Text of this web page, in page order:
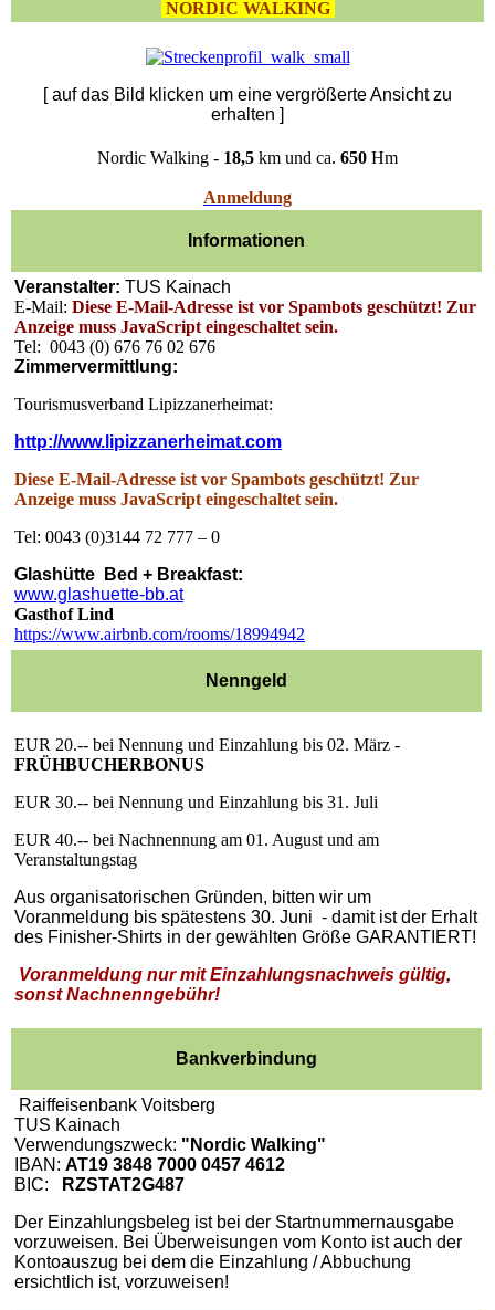
NORDIC WALKING
[ auf das Bild klicken um eine vergrößerte Ansicht zu
erhalten ]
Nordic Walking - 18,5 km und ca. 650 Hm
Anmeldung
Informationen
Veranstalter: TUS Kainach
E-Mail: Diese E-Mail-Adresse ist vor Spambots geschützt! Zur
Anzeige muss JavaScript eingeschaltet sein.
Tel: 0043 (0) 676 76 02 676
Zimmervermittlung:
Tourismusverband Lipizzanerheimat:
http://www.lipizzanerheimat.com
Diese E-Mail-Adresse ist vor Spambots geschützt! Zur
Anzeige muss JavaScript eingeschaltet sein.
Tel: 0043 (0)3144 72 777 – 0
Glashütte Bed + Breakfast:
www.glashuette-bb.at
Gasthof Lind
https://www.airbnb.com/rooms/18994942
Nenngeld
EUR 20.-- bei Nennung und Einzahlung bis 02. März -
FRÜHBUCHERBONUS
EUR 30.-- bei Nennung und Einzahlung bis 31. Juli
EUR 40.-- bei Nachnennung am 01. August und am
Veranstaltungstag
Aus organisatorischen Gründen, bitten wir um
Voranmeldung bis spätestens 30. Juni - damit ist der Erhalt
des Finisher-Shirts in der gewählten Größe GARANTIERT!
Voranmeldung nur mit Einzahlungsnachweis gültig,
sonst Nachnenngebühr!
Bankverbindung
Raiffeisenbank Voitsberg
TUS Kainach
Verwendungszweck: "Nordic Walking"
IBAN: AT19 3848 7000 0457 4612
BIC:
RZSTAT2G487
Der Einzahlungsbeleg ist bei der Startnummernausgabe
vorzuweisen. Bei Überweisungen vom Konto ist auch der
Kontoauszug bei dem die Einzahlung / Abbuchung
ersichtlich ist, vorzuweisen!